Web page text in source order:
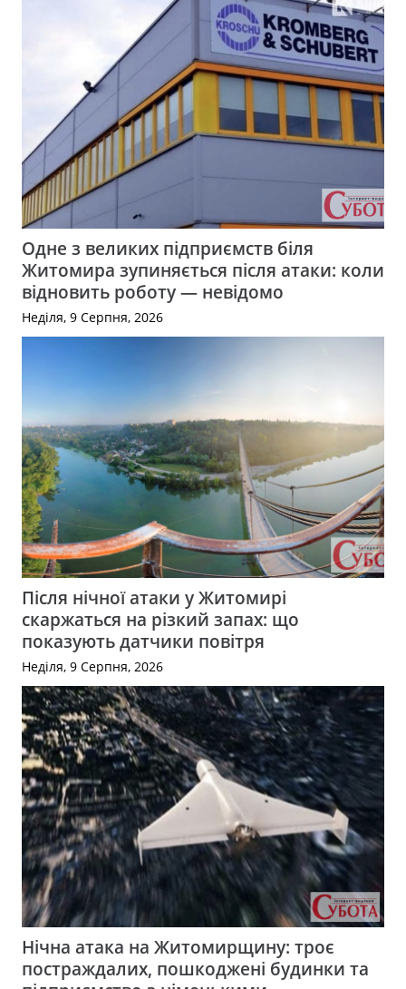
Одне з великих підприємств біля
Житомира зупиняється після атаки: коли
відновить роботу — невідомо
Неділя, 9 Серпня, 2026
Після нічної атаки у Житомирі
скаржаться на різкий запах: що
показують датчики повітря
Неділя, 9 Серпня, 2026
Нічна атака на Житомирщину: троє
постраждалих, пошкоджені будинки та